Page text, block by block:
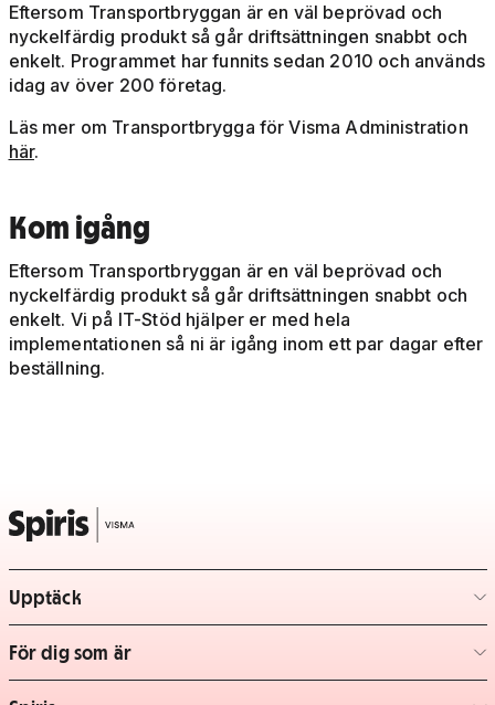
Eftersom Transportbryggan är en väl beprövad och
nyckelfärdig produkt så går driftsättningen snabbt och
enkelt. Programmet har funnits sedan 2010 och används
idag av över 200 företag.
Läs mer om Transportbrygga för Visma Administration
här.
Kom igång
Eftersom Transportbryggan är en väl beprövad och
nyckelfärdig produkt så går driftsättningen snabbt och
enkelt. Vi på IT-Stöd hjälper er med hela
implementationen så ni är igång inom ett par dagar efter
beställning.
Upptäck
– klicka för att expandera lista
För dig som är
– klicka för att expandera lista